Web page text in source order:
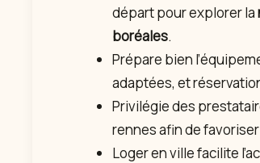
départ pour explorer la
boréales.
Prépare bien
adaptées, et
Privilégie des
rennes afin de
Loger en ville facilite